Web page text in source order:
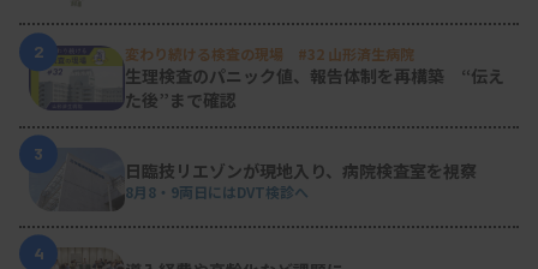
2 変わり続ける検査の現場 #32 山形済生病院
生理検査のパニック値、報告体制を再構築 “伝え
た後”まで確認
3
日臨技リエゾンが現地入り、病院検査室を視察
8月8・9両日にはDVT検診へ
4